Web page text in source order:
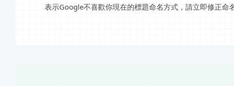
表示Google不喜歡你現在的標題命名方式，請立即修正命名